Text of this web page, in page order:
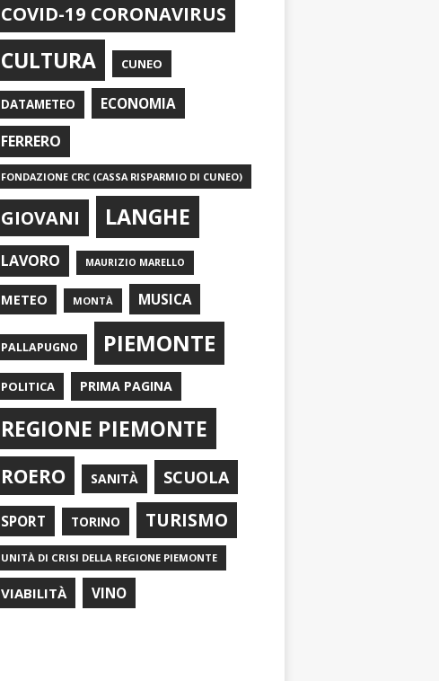
COVID-19 CORONAVIRUS
CULTURA CUNEO
DATAMETEO ECONOMIA
FERRERO
FONDAZIONE CRC (CASSA RISPARMIO DI CUNEO)
GIOVANI LANGHE
LAVORO MAURIZIO MARELLO
METEO MONTÀ MUSICA
PALLAPUGNO PIEMONTE
POLITICA PRIMA PAGINA
REGIONE PIEMONTE
ROERO SANITÀ SCUOLA
SPORT TORINO TURISMO
UNITÀ DI CRISI DELLA REGIONE PIEMONTE
VIABILITÀ VINO